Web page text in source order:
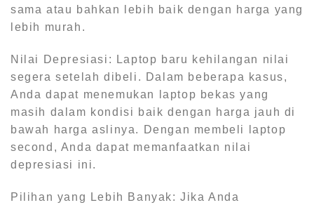
sama atau bahkan lebih baik dengan harga yang
lebih murah.
Nilai Depresiasi: Laptop baru kehilangan nilai
segera setelah dibeli. Dalam beberapa kasus,
Anda dapat menemukan laptop bekas yang
masih dalam kondisi baik dengan harga jauh di
bawah harga aslinya. Dengan membeli laptop
second, Anda dapat memanfaatkan nilai
depresiasi ini.
Pilihan yang Lebih Banyak: Jika Anda